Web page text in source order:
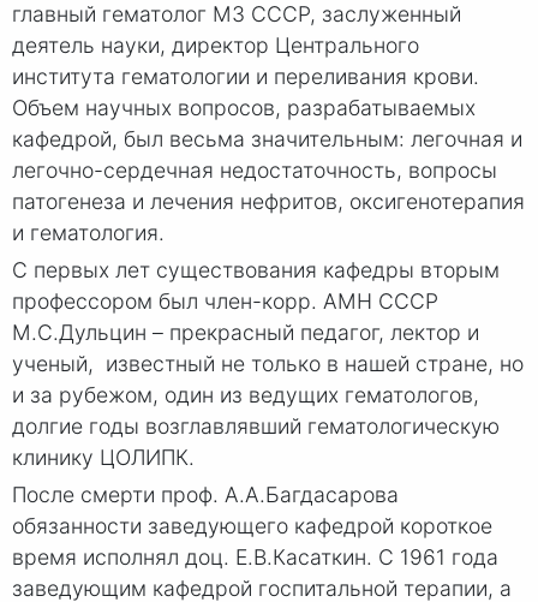
главный гематолог МЗ СССР, заслуженный
деятель науки, директор Центрального
института гематологии и переливания крови.
Объем научных вопросов, разрабатываемых
кафедрой, был весьма значительным: легочная и
легочно-сердечная недостаточность, вопросы
патогенеза и лечения нефритов, оксигенотерапия
и гематология.
С первых лет существования кафедры вторым
профессором был член-корр. АМН СССР
М.С.Дульцин – прекрасный педагог, лектор и
ученый, известный не только в нашей стране, но
и за рубежом, один из ведущих гематологов,
долгие годы возглавлявший гематологическую
клинику ЦОЛИПК.
После смерти проф. А.А.Багдасарова
обязанности заведующего кафедрой короткое
время исполнял доц. Е.В.Касаткин. С 1961 года
заведующим кафедрой госпитальной терапии, а